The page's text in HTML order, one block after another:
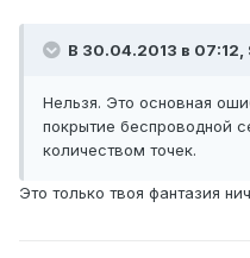
В 30.04.2013 в 07:12,
Нельзя. Это основная
покрытие беспроводной
количеством точек.
Это только твоя фантазия